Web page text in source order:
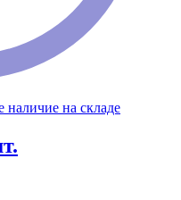
наличие на складе